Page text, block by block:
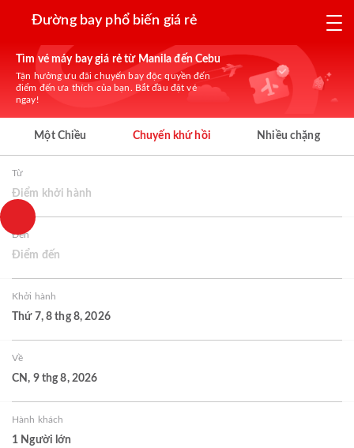
Đường bay phổ biến giá rẻ
Tìm vé máy bay giá rẻ từ Manila đến Cebu
Tận hưởng ưu đãi chuyến bay độc quyền đến
điểm đến ưa thích của bạn. Bắt đầu đặt vé
ngay!
Một Chiều Chuyến khứ hồi Nhiều chặng
Từ
Điểm khởi hành
Đến
Điểm đến
Khởi hành
Thứ 7, 8 thg 8, 2026
Về
CN, 9 thg 8, 2026
Hành khách
1 Người lớn